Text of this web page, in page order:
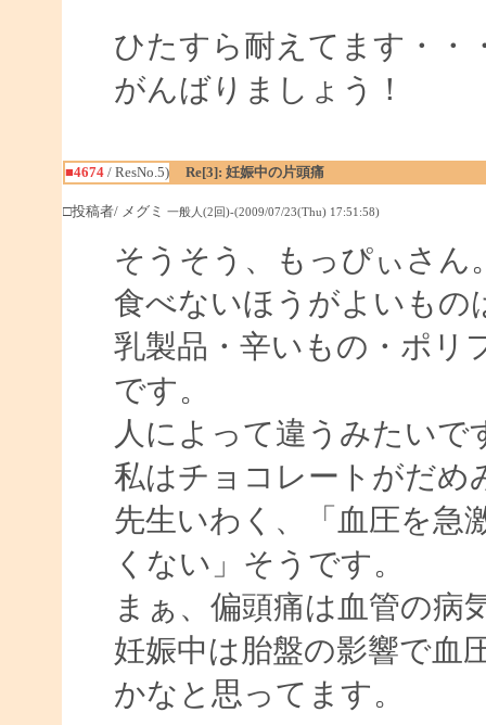
ひたすら耐えてます・・
がんばりましょう！
■4674/ ResNo.5) Re[3]: 妊娠中の片頭痛
□投稿者/ メグミ 一般人(2回)-(2009/07/23(Thu) 17:51:58)
そうそう、もっぴぃさん
食べないほうがよいもの
乳製品・辛いもの・ポリ
です。
人によって違うみたいで
私はチョコレートがだめ
先生いわく、「血圧を急
くない」そうです。
まぁ、偏頭痛は血管の病
妊娠中は胎盤の影響で血
かなと思ってます。